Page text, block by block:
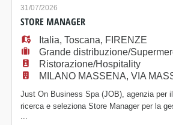
della conduzione e gestione degli impianti
(Physical Vapor Deposition), monit
31/07/2026
STORE MANAGER
Italia, Toscana, FIRENZE
Grande distribuzione/
Ristorazione/Hospitality
MILANO MASSENA, VIA
Just On Business Spa (JOB), agenzia per
ricerca e seleziona Store Manager per la
corner sushi all'interno di supermercati nelle
...